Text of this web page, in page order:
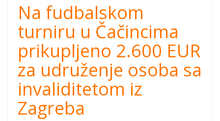
Na fudbalskom
turniru u Čačincima
prikupljeno 2.600 EUR
za udruženje osoba sa
invaliditetom iz
Zagreba